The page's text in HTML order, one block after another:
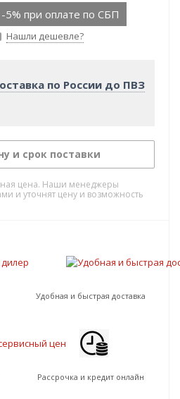
-5% при оплате по СБП
Нашли дешевле?
по России до ПВЗ
и срок поставки
цена. Наши менеджеры
и уточнят цену и возможность
Удобная и быстрая доставка
Рассрочка и кредит онлайн